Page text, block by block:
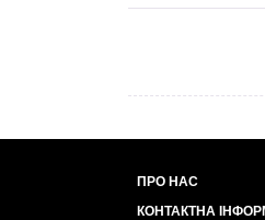
ПРО НАС
КОНТАКТНА